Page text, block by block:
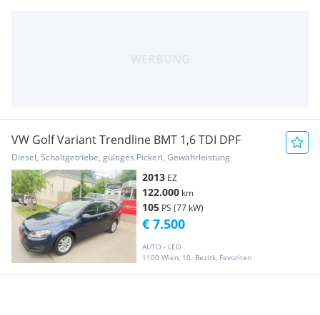
VW Golf Variant Trendline BMT 1,6 TDI DPF
Diesel, Schaltgetriebe, gültiges Pickerl, Gewährleistung
2013 EZ
122.000 km
105 PS (77 kW)
AUTO - LEO
1100 Wien, 10. Bezirk, Favoriten
€ 7.500